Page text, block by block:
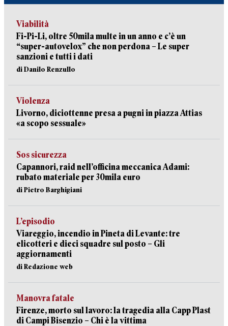
Viabilità
Fi-Pi-Li, oltre 50mila multe in un anno e c’è un
“super-autovelox” che non perdona – Le super
sanzioni e tutti i dati
di Danilo Renzullo
Violenza
Livorno, diciottenne presa a pugni in piazza Attias
«a scopo sessuale»
Sos sicurezza
Capannori, raid nell’officina meccanica Adami:
rubato materiale per 30mila euro
di Pietro Barghigiani
L’episodio
Viareggio, incendio in Pineta di Levante: tre
elicotteri e dieci squadre sul posto – Gli
aggiornamenti
di Redazione web
Manovra fatale
Firenze, morto sul lavoro: la tragedia alla Capp Plast
di Campi Bisenzio – Chi è la vittima